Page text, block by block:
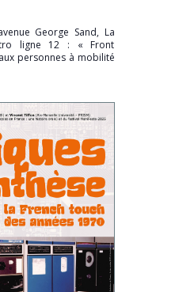
George Sand, La
ligne 12 : « Front
personnes à mobilité